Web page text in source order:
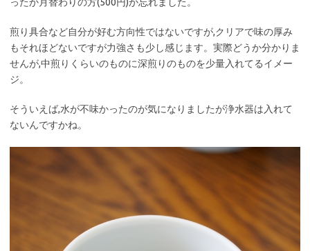
ったか月替わりの方(500円)か忘れました。
煎り具合など自分が好む方向性ではないですが,クリアで味の厚み
もそれほどないですが力強さも少し感じます。実際どうか分かりま
せんが,中煎りくらいのものに深煎りのものを少量入れてるイメー
ジ。
そういえば,水が不味かったのが気になりましたが浄水器は入れて
ないんですかね。